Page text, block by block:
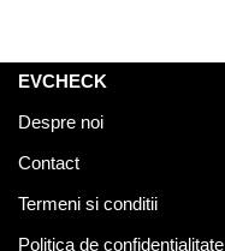
EVCHECK
Despre noi
Contact
Termeni si conditii
Politica de confidențialitate